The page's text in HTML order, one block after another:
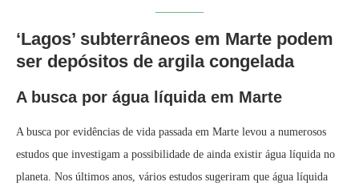
‘Lagos’ subterrâneos em Marte podem
ser depósitos de argila congelada
A busca por água líquida em Marte
A busca por evidências de vida passada em Marte levou a numerosos
estudos que investigam a possibilidade de ainda existir água líquida no
planeta. Nos últimos anos, vários estudos sugeriram que água líquida